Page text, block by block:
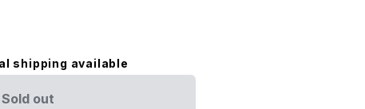
shipping available
Sold out